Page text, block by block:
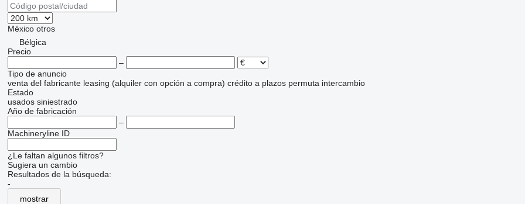
México otros
Bélgica
Precio
–
Tipo de anuncio
venta del fabricante leasing (alquiler con opción a compra) crédito a plazos permuta intercambio
Estado
usados siniestrado
Año de fabricación
–
Machineryline ID
¿Le faltan algunos filtros?
Sugiera un cambio
Resultados de la búsqueda:
-
mostrar